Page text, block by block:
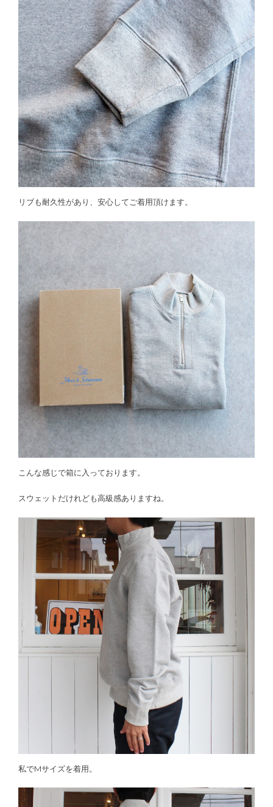
リブも耐久性があり、安心してご着用頂けます。
こんな感じで箱に入っております。
スウェットだけれども高級感ありますね。
私でMサイズを着用。